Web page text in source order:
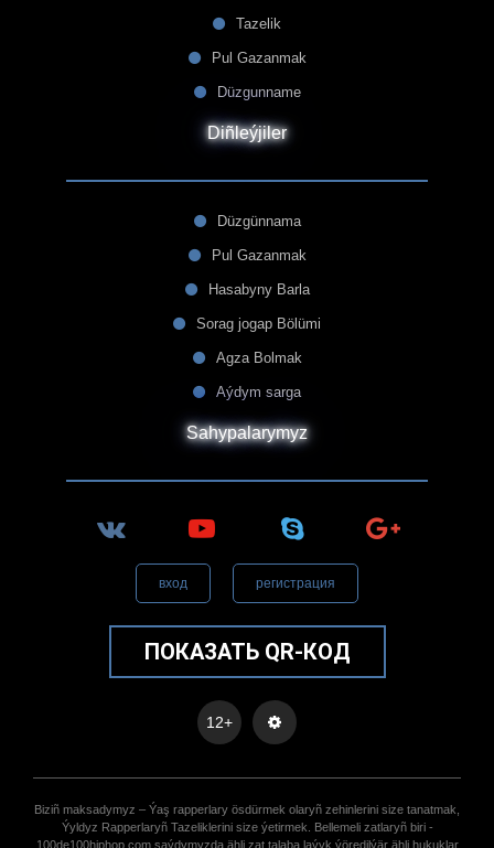
Tazelik
Pul Gazanmak
Düzgunname
Diñleýjiler
Düzgünnama
Pul Gazanmak
Hasabyny Barla
Sorag jogap Bölümi
Agza Bolmak
Aýdym sarga
Sahypalarymyz
вход регистрация
ПОКАЗАТЬ QR-КОД
12+
Biziñ maksadymyz – Ýaş rapperlary ösdürmek olaryñ zehinlerini size tanatmak,
Ýyldyz Rapperlaryñ Tazeliklerini size ýetirmek. Bellemeli zatlaryñ biri -
100de100hiphop.com saýdymyzda ähli zat talaba laýyk ýöredilýär ähli hukuklar